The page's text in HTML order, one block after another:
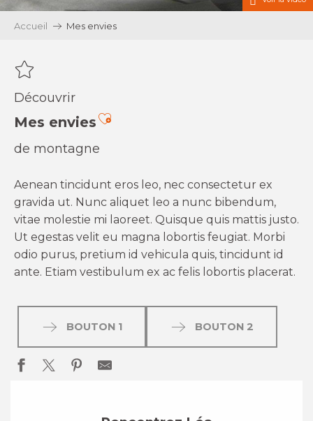
Accueil Mes envies
Découvrir
Mes enviesAjouter aux favoris
de montagne
Aenean tincidunt eros leo, nec consectetur ex
gravida ut. Nunc aliquet leo a nunc bibendum,
vitae molestie mi laoreet. Quisque quis mattis justo.
Ut egestas velit eu magna lobortis feugiat. Morbi
odio purus, pretium id vehicula quis, tincidunt id
ante. Etiam vestibulum ex ac felis lobortis placerat.
BOUTON 1 BOUTON 2